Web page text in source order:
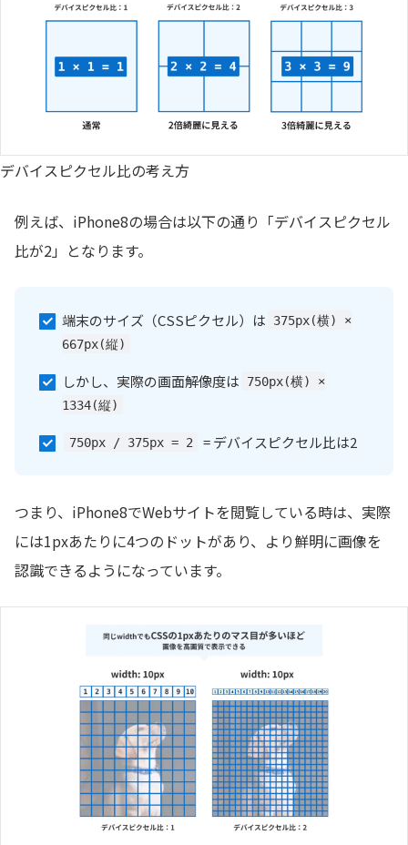
デバイスピクセル比の考え方
例えば、iPhone8の場合は以下の通り「デバイスピクセル
比が2」となります。
端末のサイズ（CSSピクセル）は
375px(横) ×
667px(縦)
しかし、実際の画面解像度は
750px(横) ×
1334(縦)
750px / 375px = 2 = デバイスピクセル比は2
つまり、iPhone8でWebサイトを閲覧している時は、実際
には1pxあたりに4つのドットがあり、より鮮明に画像を
認識できるようになっています。